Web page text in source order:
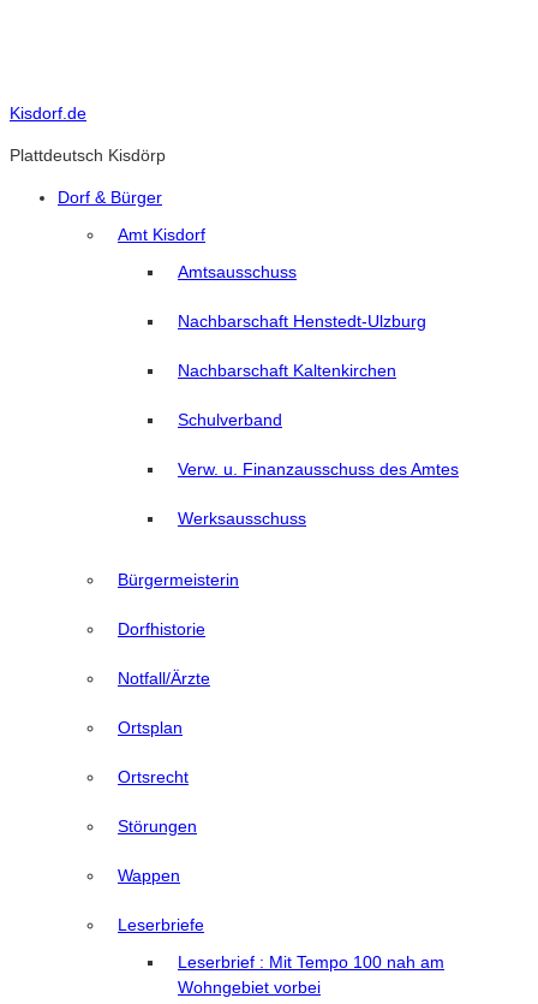
Kisdorf.de
Plattdeutsch Kisdörp
Dorf & Bürger
Amt Kisdorf
Amtsausschuss
Nachbarschaft Henstedt-Ulzburg
Nachbarschaft Kaltenkirchen
Schulverband
Verw. u. Finanzausschuss des Amtes
Werksausschuss
Bürgermeisterin
Dorfhistorie
Notfall/Ärzte
Ortsplan
Ortsrecht
Störungen
Wappen
Leserbriefe
Leserbrief : Mit Tempo 100 nah am
Wohngebiet vorbei